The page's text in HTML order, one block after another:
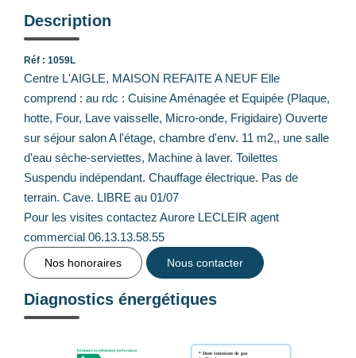
Description
Réf : 1059L
Centre L'AIGLE, MAISON REFAITE A NEUF Elle
comprend : au rdc : Cuisine Aménagée et Equipée (Plaque,
hotte, Four, Lave vaisselle, Micro-onde, Frigidaire) Ouverte
sur séjour salon A l'étage, chambre d'env. 11 m2,, une salle
d'eau sèche-serviettes, Machine à laver. Toilettes
Suspendu indépendant. Chauffage électrique. Pas de
terrain. Cave. LIBRE au 01/07
Pour les visites contactez Aurore LECLEIR agent
commercial 06.13.13.58.55
Nos honoraires Nous contacter
Diagnostics énergétiques